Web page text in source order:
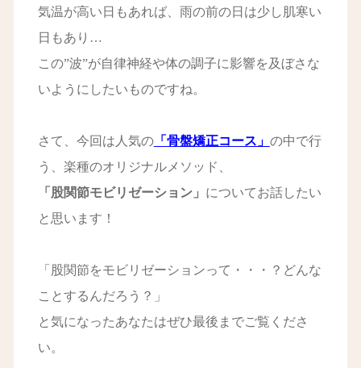
気温が高い日もあれば、雨の前の日は少し肌寒い
日もあり…
この”波”が自律神経や体の調子に影響を及ぼさな
いようにしたいものですね。
さて、今回は人気の「骨盤矯正コース」 の中で行
う、楽種のオリジナルメソッド、
「股関節モビリゼーション」 についてお話したい
と思います！
「股関節をモビリゼーションって・・・？どんな
ことするんだろう？」
と気になったあなたはぜひ最後までご覧くださ
い。